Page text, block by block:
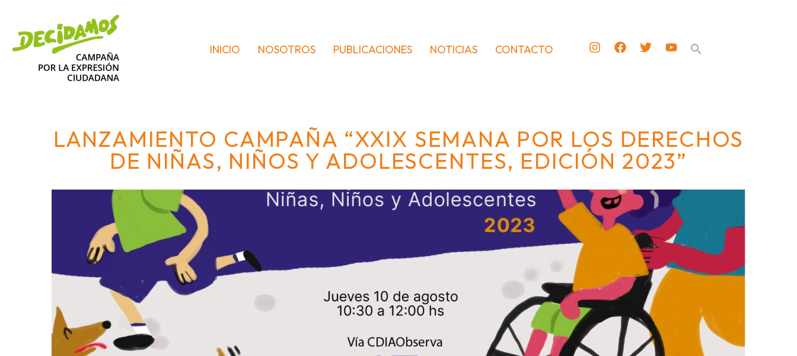
INICIO NOSOTROS PUBLICACIONES NOTICIAS CONTACTO
LANZAMIENTO CAMPAÑA “XXIX SEMANA POR LOS DERECHOS
DE NIÑAS, NIÑOS Y ADOLESCENTES, EDICIÓN 2023”